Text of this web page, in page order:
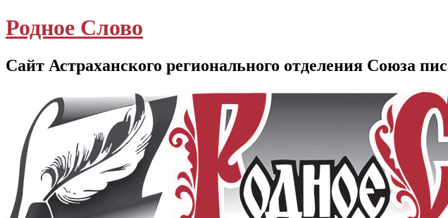
Родное Слово
Сайт Астраханского регионального отделения Союза